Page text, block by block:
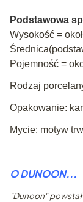
Podstawowa
Wysokość =
Pojemność =
Rodzaj
Opakowanie:
Mycie: motyw
O DUNOON...
"Dunoon"